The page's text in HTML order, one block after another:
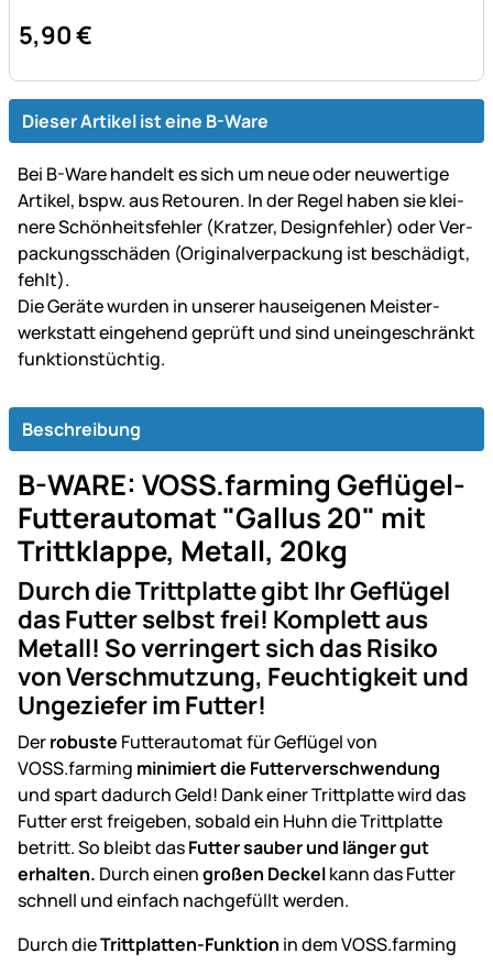
5,90€
Dieser Artikel ist eine B-Ware
Bei B-Ware handelt es sich um neue oder neu­wer­tige
Artikel, bspw. aus Retouren. In der Regel haben sie klei­
ne­re Schön­heits­fehler (Kratzer, Design­fehler) oder Ver­
packungs­schäden (Original­ver­packung ist be­schä­digt,
fehlt).
Die Geräte wurden in unserer haus­ei­ge­nen Mei­ster­
werk­statt ein­gehend ge­prüft und sind un­ein­ge­schränkt
funk­tions­tüch­tig.
Beschreibung
B-WARE: VOSS.farming Geflügel-
Futterautomat "Gallus 20" mit
Trittklappe, Metall, 20kg
Durch die Trittplatte gibt Ihr Geflügel
das Futter selbst frei! Komplett aus
Metall! So verringert sich das Risiko
von Verschmutzung, Feuchtigkeit und
Ungeziefer im Futter!
Derrobuste Futterautomat für Geflügel von
VOSS.farming minimiert die Futterverschwendung
und spart dadurch Geld! Dank einer Trittplatte wird das
Futter erst freigeben, sobald ein Huhn die Trittplatte
betritt. So bleibt dasFutter sauber und länger gut
erhalten. Durch einengroßen Deckelkann das Futter
schnell und einfach nachgefüllt werden.
Durch dieTrittplatten-Funktion in dem VOSS.farming